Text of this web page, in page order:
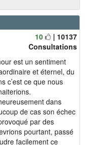
10
| 10137
Consultations
est un sentiment
et éternel, du
c’est ce que nous
dans
de cas son échec
par des
pourtant, passé
facilement ce